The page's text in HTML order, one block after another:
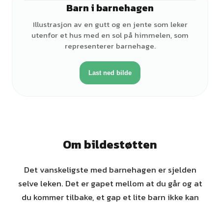
Barn i barnehagen
Illustrasjon av en gutt og en jente som leker
utenfor et hus med en sol på himmelen, som
representerer barnehage.
Last ned bilde
Om bildestøtten
Det vanskeligste med barnehagen er sjelden
selve leken. Det er gapet mellom at du går og at
du kommer tilbake, et gap et lite barn ikke kan